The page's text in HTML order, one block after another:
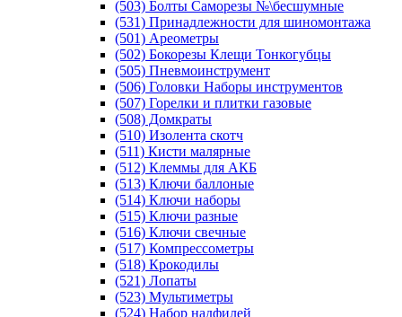
(503) Болты Саморезы №\бесшумные
(531) Принадлежности для шиномонтажа
(501) Ареометры
(502) Бокорезы Клещи Тонкогубцы
(505) Пневмоинструмент
(506) Головки Наборы инструментов
(507) Горелки и плитки газовые
(508) Домкраты
(510) Изолента скотч
(511) Кисти малярные
(512) Клеммы для АКБ
(513) Ключи баллоные
(514) Ключи наборы
(515) Ключи разные
(516) Ключи свечные
(517) Компрессометры
(518) Крокодилы
(521) Лопаты
(523) Мультиметры
(524) Набор надфилей